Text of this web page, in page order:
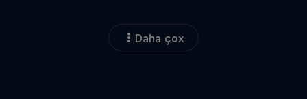
Daha çox